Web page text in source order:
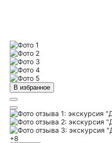
В избранное
+8